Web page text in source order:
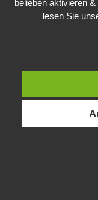
belieben aktivieren
lesen Sie